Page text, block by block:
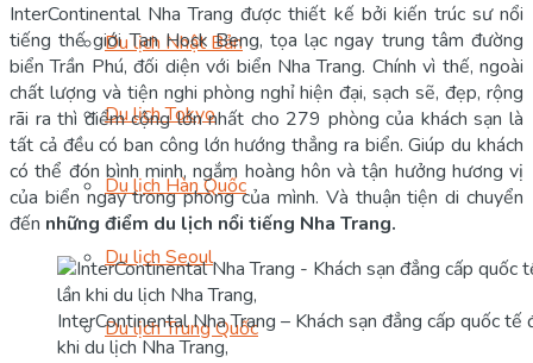
Du lịch Nhật Bản
Du lịch Tokyo
Du lịch Hàn Quốc
Du lịch Seoul
Du lịch Trung Quốc
InterContinental Nha Trang được thiết kế bởi kiến trúc sư nổi
tiếng thế giới Tan Hock Beng, tọa lạc ngay trung tâm đường
biển Trần Phú, đối diện với biển Nha Trang. Chính vì thế, ngoài
chất lượng và tiện nghi phòng nghỉ hiện đại, sạch sẽ, đẹp, rộng
rãi ra thì điểm cộng lớn nhất cho 279 phòng của khách sạn là
tất cả đều có ban công lớn hướng thẳng ra biển. Giúp du khách
có thể đón bình minh, ngắm hoàng hôn và tận hưởng hương vị
của biển ngay trong phòng của mình. Và thuận tiện di chuyển
đến những điểm du lịch nổi tiếng Nha Trang.
InterContinental Nha Trang – Khách sạn đẳng cấp quốc
khi du lịch Nha Trang,